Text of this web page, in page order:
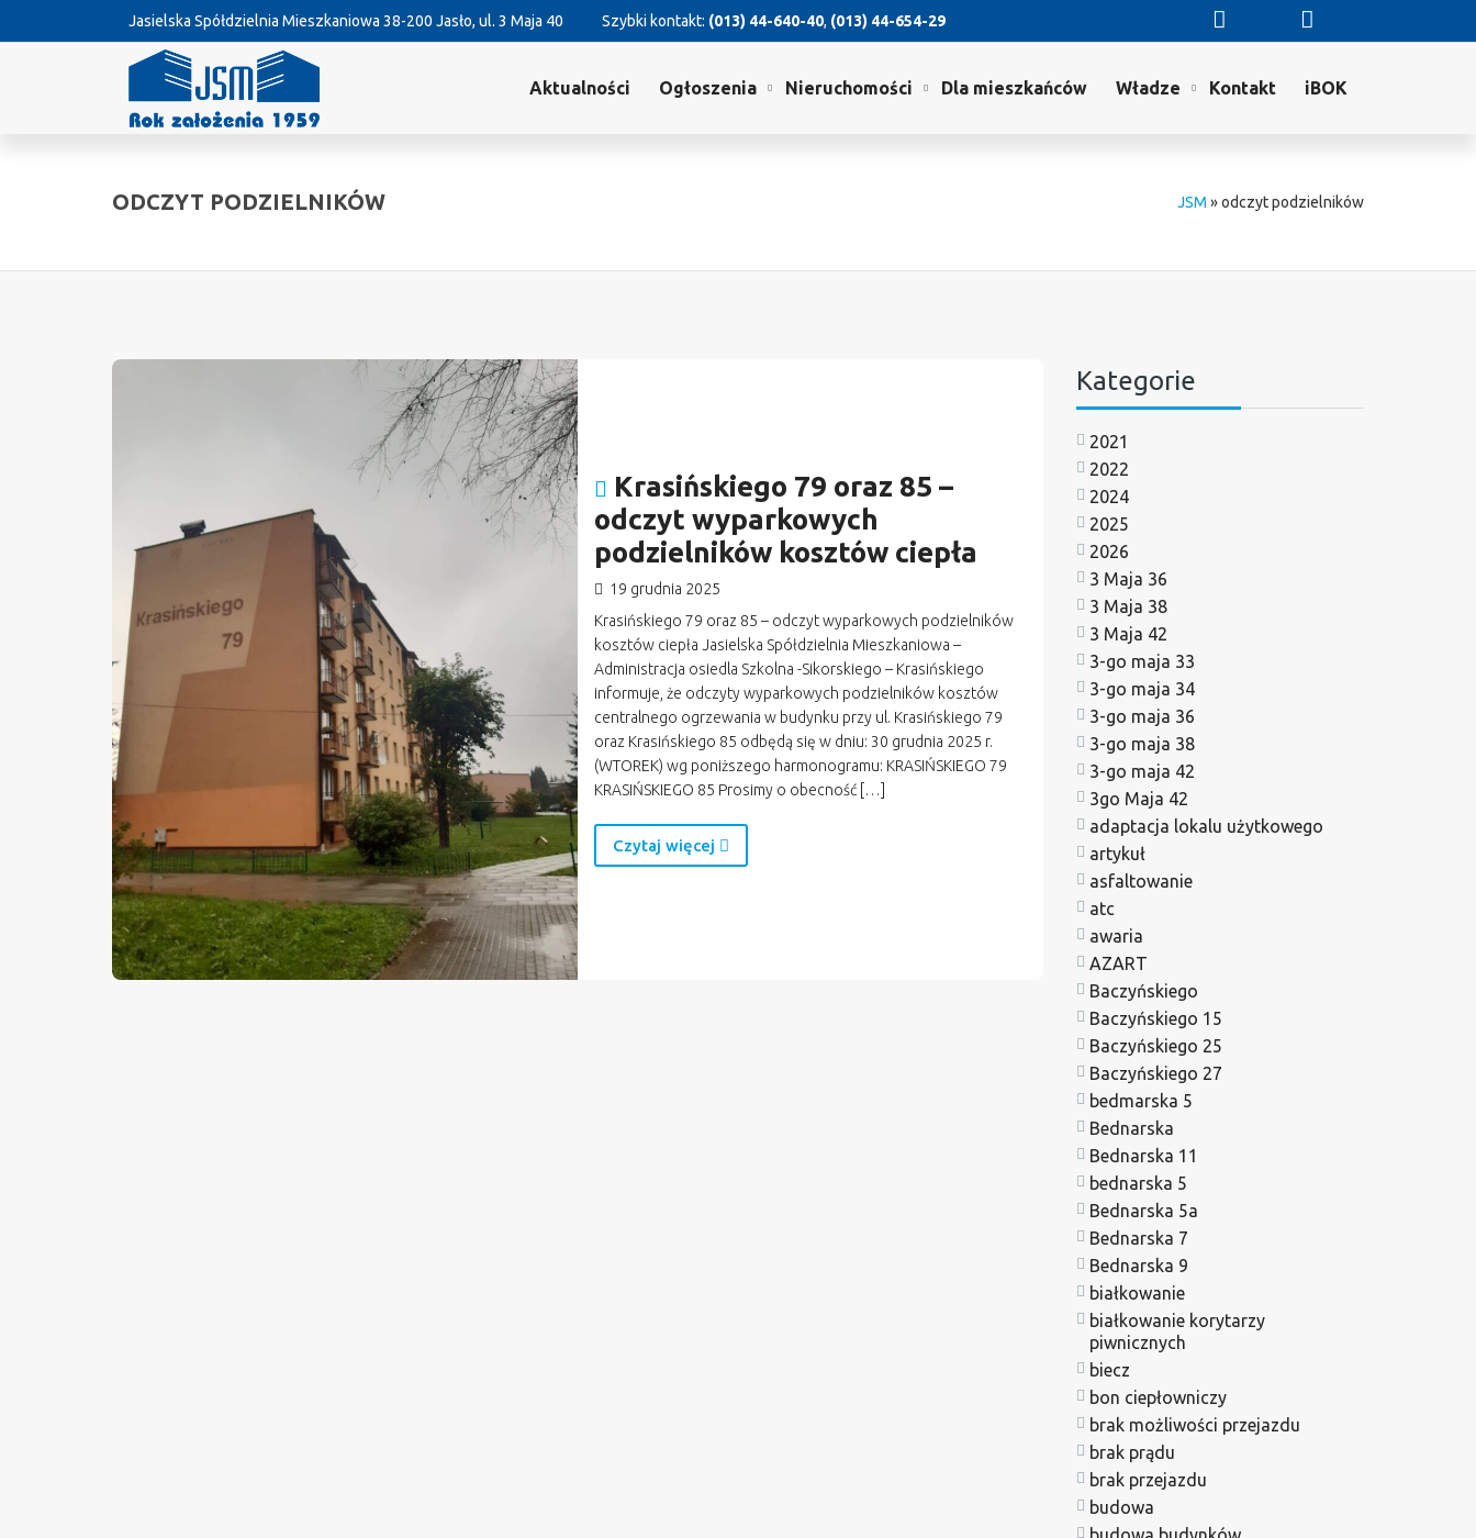
Jasielska Spółdzielnia Mieszkaniowa 38-200 Jasło, ul. 3 Maja 40 Szybki kontakt: (013) 44-640-40, (013) 44-654-29
Aktualności Ogłoszenia Nieruchomości Dla mieszkańców Władze Kontakt iBOK
ODCZYT PODZIELNIKÓW JSM »odczyt podzielników
Krasińskiego 79 oraz 85 –
odczyt wyparkowych
podzielników kosztów ciepła
19 grudnia 2025
Krasińskiego 79 oraz 85 – odczyt wyparkowych podzielników
kosztów ciepła Jasielska Spółdzielnia Mieszkaniowa –
Administracja osiedla Szkolna -Sikorskiego – Krasińskiego
informuje, że odczyty wyparkowych podzielników kosztów
centralnego ogrzewania w budynku przy ul. Krasińskiego 79
oraz Krasińskiego 85 odbędą się w dniu: 30 grudnia 2025 r.
(WTOREK) wg poniższego harmonogramu: KRASIŃSKIEGO 79
KRASIŃSKIEGO 85 Prosimy o obecność […]
Czytaj więcej
Kategorie
2021
2022
2024
2025
2026
3 Maja 36
3 Maja 38
3 Maja 42
3-go maja 33
3-go maja 34
3-go maja 36
3-go maja 38
3-go maja 42
3go Maja 42
adaptacja lokalu użytkowego
artykuł
asfaltowanie
atc
awaria
AZART
Baczyńskiego
Baczyńskiego 15
Baczyńskiego 25
Baczyńskiego 27
bedmarska 5
Bednarska
Bednarska 11
bednarska 5
Bednarska 5a
Bednarska 7
Bednarska 9
białkowanie
białkowanie korytarzy
piwnicznych
biecz
bon ciepłowniczy
brak możliwości przejazdu
brak prądu
brak przejazdu
budowa